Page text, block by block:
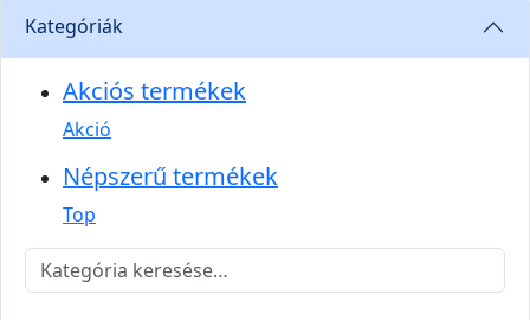
Kategóriák
Akciós termékek
Akció
Népszerű termékek
Top